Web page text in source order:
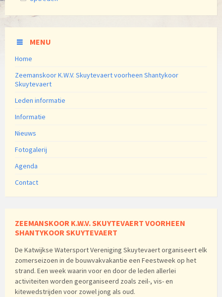
MENU
Home
Zeemanskoor K.W.V. Skuytevaert voorheen Shantykoor
Skuytevaert
Leden informatie
Informatie
Nieuws
Fotogalerij
Agenda
Contact
ZEEMANSKOOR K.W.V. SKUYTEVAERT VOORHEEN
SHANTYKOOR SKUYTEVAERT
De Katwijkse Watersport Vereniging Skuytevaert organiseert elk
zomerseizoen in de bouwvakvakantie een Feestweek op het
strand. Een week waarin voor en door de leden allerlei
activiteiten worden georganiseerd zoals zeil-, vis- en
kitewedstrijden voor zowel jong als oud.